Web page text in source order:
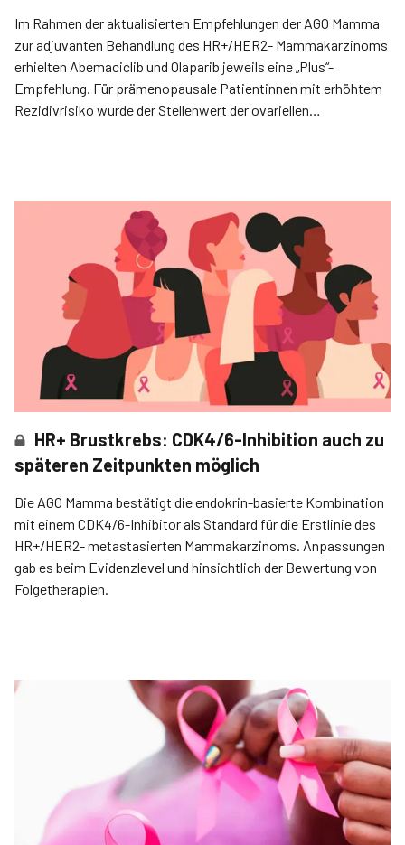
Im Rahmen der aktualisierten Empfehlungen der AGO Mamma
zur adjuvanten Behandlung des HR+/HER2- Mammakarzinoms
erhielten Abemaciclib und Olaparib jeweils eine „Plus“-
Empfehlung. Für prämenopausale Patientinnen mit erhöhtem
Rezidivrisiko wurde der Stellenwert der ovariellen
HR+ Brustkrebs: CDK4/6-Inhibition auch zu
späteren Zeitpunkten möglich
Die AGO Mamma bestätigt die endokrin-basierte Kombination
mit einem CDK4/6-Inhibitor als Standard für die Erstlinie des
HR+/HER2- metastasierten Mammakarzinoms. Anpassungen
gab es beim Evidenzlevel und hinsichtlich der Bewertung von
Folgetherapien.